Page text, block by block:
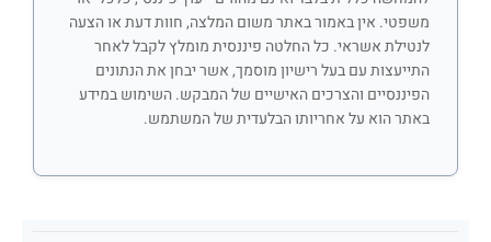
משפטי. אין באמור באתר משום המלצה, חוות דעת או הצעה
לנטילת אשראי. כל החלטה פיננסית מומלץ לקבל לאחר
התייעצות עם בעל רישיון מוסמך, אשר יבחן את הנתונים
הפיננסיים והצרכים האישיים של המבקש. השימוש במידע
באתר הוא על אחריותו הבלעדית של המשתמש.